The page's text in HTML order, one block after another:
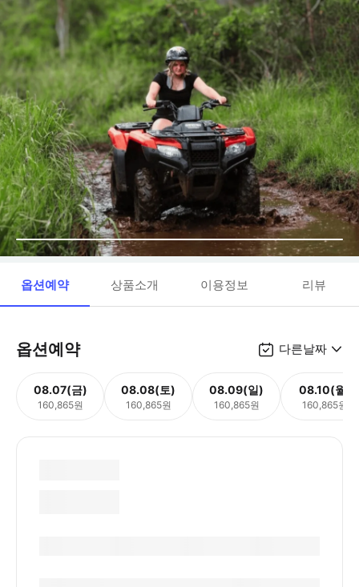
옵션예약 상품소개 이용정보 리뷰
옵션예약 다른날짜
08.07(금)
160,865원
08.08(토)
160,865원
08.09(일)
160,865원
08.10(월)
160,865원